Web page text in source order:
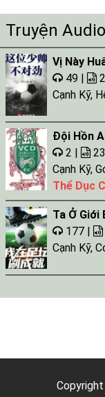
Truyện
Vị Này
49 |
Cạnh Kỹ,
Đội Hồn
2 |
Cạnh Kỹ,
Thể Dục
Ta Ở Giới
177 |
Cạnh Kỹ,